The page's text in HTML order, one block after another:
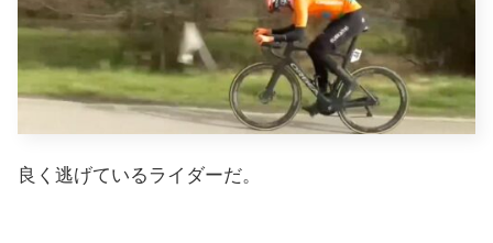
良く逃げているライダーだ。